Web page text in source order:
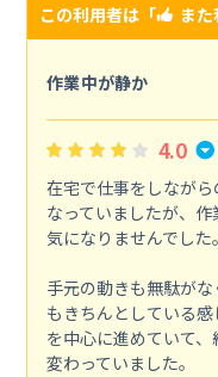
この利用者は「 ま
作業中が静か
4.0
在宅で仕事をしなが
なっていましたが、
気になりませんでした。
手元の動きも無駄が
もきちんとしている
を中心に進めていて
変わっていました。